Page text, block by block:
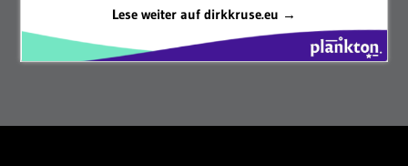
Lese weiter auf dirkkruse.eu →